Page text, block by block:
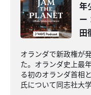
年
ー
田
オランダで新政権が
た。オランダ史上最
る初のオランダ首相
氏について同志社大